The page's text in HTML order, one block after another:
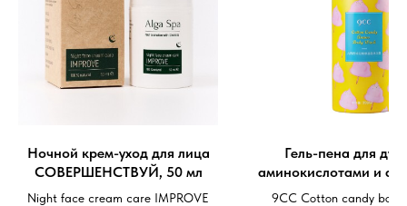
Ночной крем-уход для лица
СОВЕРШЕНСТВУЙ, 50 мл
Night face cream care IMPROVE
Гель-пена для
аминокислотами и
сахарной ваты
9CC Cotton candy body